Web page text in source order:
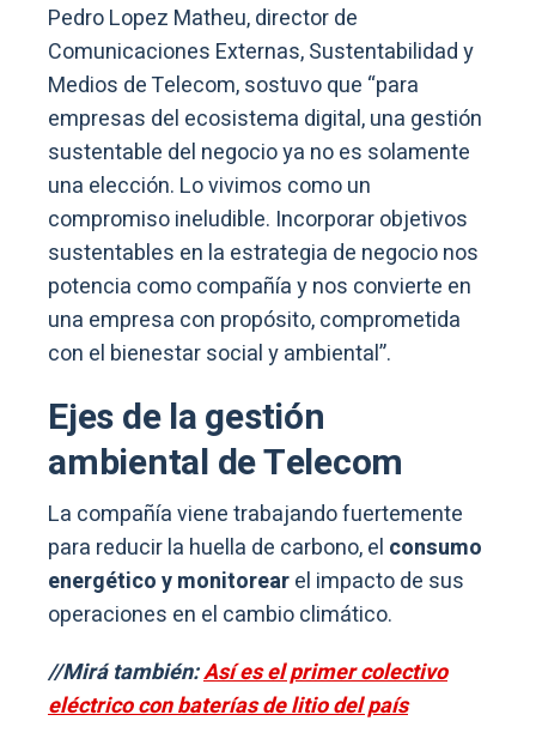
Pedro Lopez Matheu, director de
Comunicaciones Externas, Sustentabilidad y
Medios de Telecom, sostuvo que “para
empresas del ecosistema digital, una gestión
sustentable del negocio ya no es solamente
una elección. Lo vivimos como un
compromiso ineludible. Incorporar objetivos
sustentables en la estrategia de negocio nos
potencia como compañía y nos convierte en
una empresa con propósito, comprometida
con el bienestar social y ambiental”.
Ejes de la gestión
ambiental de Telecom
La compañía viene trabajando fuertemente
para reducir la huella de carbono, el consumo
energético y monitorearel impacto de sus
operaciones en el cambio climático.
//Mirá también:Así es el primer colectivo
eléctrico con baterías de litio del país